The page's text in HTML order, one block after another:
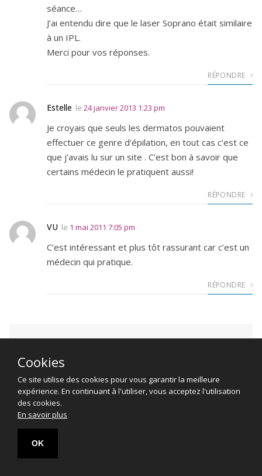
Poser une question
séance…
J’ai entendu dire que le laser Soprano était similaire
à un IPL.
Merci pour vos réponses.
RÉPONDRE
Estelle le 24 janvier 2013 1:23 pm
Je croyais que seuls les dermatos pouvaient
effectuer ce genre d’épilation, en tout cas c’est ce
que j’avais lu sur un site . C’est bon à savoir que
certains médecin le pratiquent aussi!
RÉPONDRE
VU le 1 mai 2011 7:05 pm
C’est intéressant et plus tôt rassurant car c’est un
médecin qui pratique.
RÉPONDRE
Cookies
Ce site utilise des cookies pour vous garantir la meilleure
expérience. En continuant à l'utiliser, vous acceptez l'utilisation
des cookies.
En savoir plus
OK